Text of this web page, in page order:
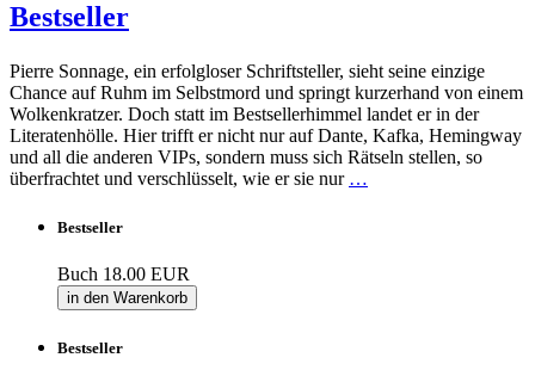
Bestseller
Pierre Sonnage, ein erfolgloser Schriftsteller, sieht seine einzige
Chance auf Ruhm im Selbstmord und springt kurzerhand von einem
Wolkenkratzer. Doch statt im Bestsellerhimmel landet er in der
Literatenhölle. Hier trifft er nicht nur auf Dante, Kafka, Hemingway
und all die anderen VIPs, sondern muss sich Rätseln stellen, so
überfrachtet und verschlüsselt, wie er sie nur …
Bestseller
Buch 18.00 EUR
in den Warenkorb
Bestseller